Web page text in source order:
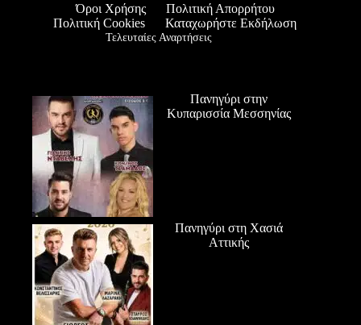
Όροι Χρήσης
Πολιτική Απορρήτου
Πολιτική Cookies
Καταχωρήστε Εκδήλωση
Τελευταίες Αναρτήσεις
Πανηγύρι στην
Κυπαρισσία Μεσσηνίας
Πανηγύρι στη Χασιά
Αττικής